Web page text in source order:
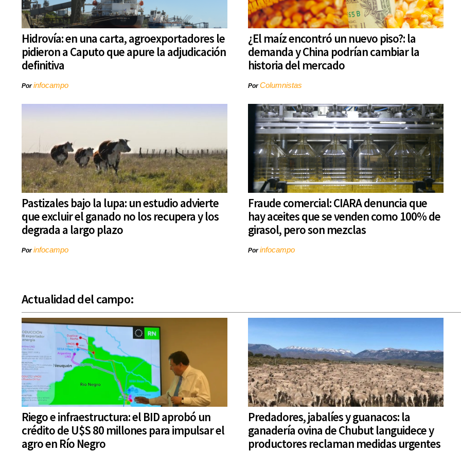
Hidrovía: en una carta, agroexportadores le
pidieron a Caputo que apure la adjudicación
definitiva
Porinfocampo
¿El maíz encontró un nuevo piso?: la
demanda y China podrían cambiar la
historia del mercado
PorColumnistas
Pastizales bajo la lupa: un estudio advierte
que excluir el ganado no los recupera y los
degrada a largo plazo
Porinfocampo
Fraude comercial: CIARA denuncia que
hay aceites que se venden como 100% de
girasol, pero son mezclas
Porinfocampo
Actualidad del campo:
Riego e infraestructura: el BID aprobó un
crédito de U$S 80 millones para impulsar el
agro en Río Negro
Predadores, jabalíes y guanacos: la
ganadería ovina de Chubut languidece y
productores reclaman medidas urgentes